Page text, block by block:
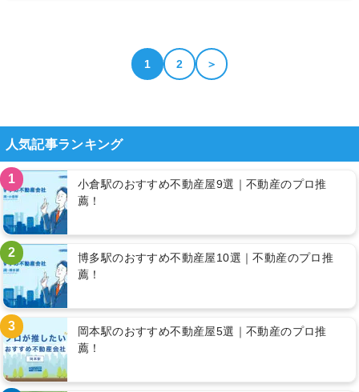
1 2 ＞
人気記事ランキング
1
小倉駅のおすすめ不動産屋9選｜不動産のプロ推
薦！
2
博多駅のおすすめ不動産屋10選｜不動産のプロ推
薦！
3
岡本駅のおすすめ不動産屋5選｜不動産のプロ推
薦！